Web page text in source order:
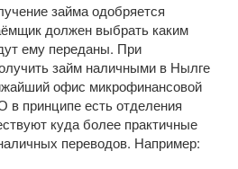
займа одобряется
должен выбрать каким
ему переданы. При
займ наличными в Нылге
офис микрофинансовой
в принципе есть отделения
куда более практичные
переводов. Например: